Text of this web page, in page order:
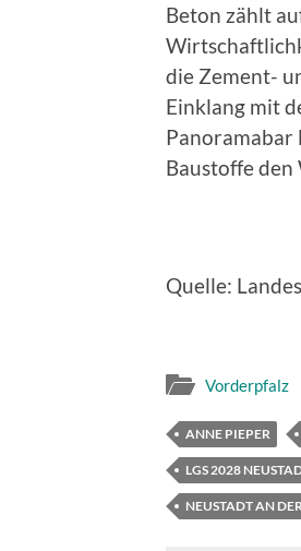
Beton zählt
die Zement-
Einklang mit
Panoramabar
Baustoffe
Quelle:
Vorderpfalz
ANNE PIEPER
LGS 2028
NEUSTADT AN